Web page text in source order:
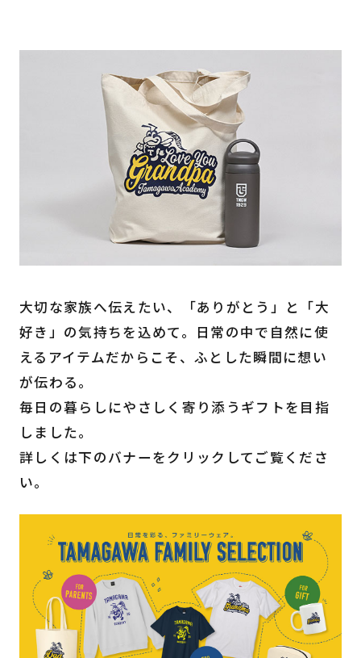
大切な家族へ伝えたい、「ありがとう」と「大
好き」の気持ちを込めて。日常の中で自然に使
えるアイテムだからこそ、ふとした瞬間に想い
が伝わる。
毎日の暮らしにやさしく寄り添うギフトを目指
しました。
詳しくは下のバナーをクリックしてご覧くださ
い。